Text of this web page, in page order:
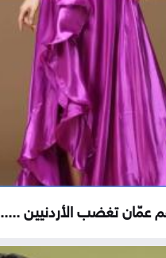
عمّان تغضب الأردنيين .....